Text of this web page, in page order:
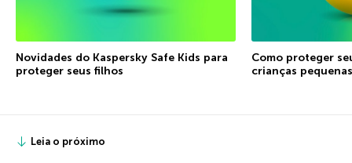
Novidades do Kaspersky Safe Kids para
proteger seus filhos
Como proteger
crianças pequenas
Leia o próximo